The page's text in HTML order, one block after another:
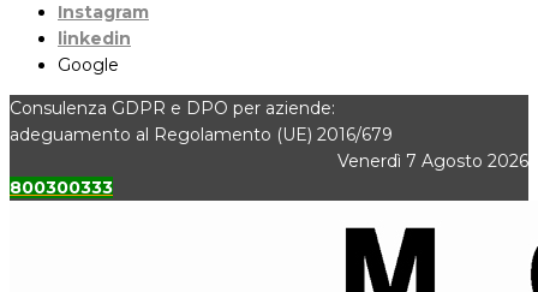
Instagram
linkedin
Google
Consulenza GDPR e DPO per aziende:
adeguamento al Regolamento (UE) 2016/679
Venerdì 7 Agosto 2026
800300333